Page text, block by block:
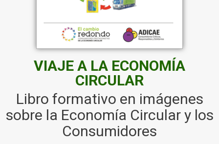
VIAJE A LA ECONOMÍA
CIRCULAR
Libro formativo en imágenes
sobre la Economía Circular y los
Consumidores